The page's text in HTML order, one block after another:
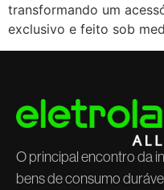
transformando um
exclusivo e feito sob
O principal encontro da
bens de consumo